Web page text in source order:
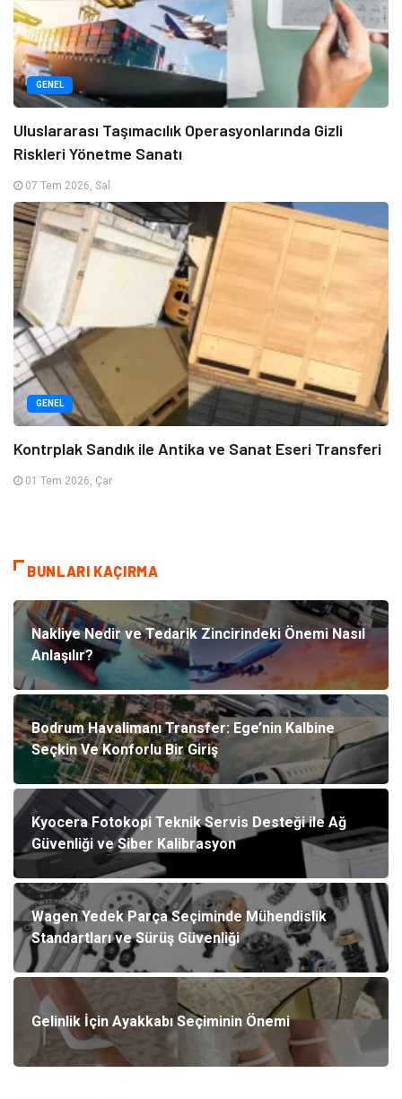
GENEL
Uluslararası Taşımacılık Operasyonlarında Gizli
Riskleri Yönetme Sanatı
07 Tem 2026, Sal
GENEL
Kontrplak Sandık ile Antika ve Sanat Eseri Transferi
01 Tem 2026, Çar
BUNLARI KAÇIRMA
Nakliye Nedir ve Tedarik Zincirindeki Önemi Nasıl
Anlaşılır?
Bodrum Havalimanı Transfer: Ege’nin Kalbine
Seçkin Ve Konforlu Bir Giriş
Kyocera Fotokopi Teknik Servis Desteği ile Ağ
Güvenliği ve Siber Kalibrasyon
Wagen Yedek Parça Seçiminde Mühendislik
Standartları ve Sürüş Güvenliği
Gelinlik İçin Ayakkabı Seçiminin Önemi